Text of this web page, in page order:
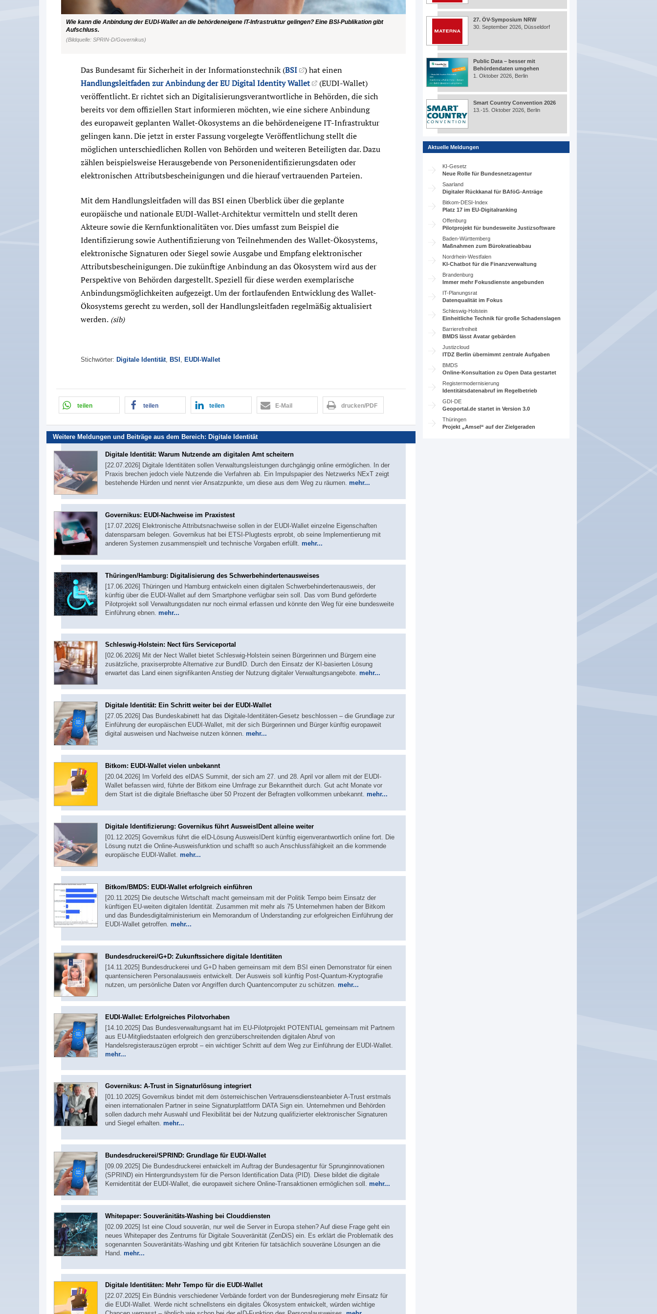
Wie kann die Anbindung der EUDI-Wallet an die behördeneigene IT-Infrastruktur gelingen? Eine BSI-Publikation gibt
Aufschluss.
(Bildquelle: SPRIN-D/Governikus)
Das Bundesamt für Sicherheit in der Informationstechnik (BSI
) hat einen
Handlungsleitfaden zur Anbindung der EU Digital Identity Wallet
(EUDI-Wallet)
veröffentlicht. Er richtet sich an Digitalisierungsverantwortliche in Behörden, die sich
bereits vor dem offiziellen Start informieren möchten, wie eine sichere Anbindung
des europaweit geplanten Wallet-Ökosystems an die behördeneigene IT-Infrastruktur
gelingen kann. Die jetzt in erster Fassung vorgelegte Veröffentlichung stellt die
möglichen unterschiedlichen Rollen von Behörden und weiteren Beteiligten dar. Dazu
zählen beispielsweise Herausgebende von Personenidentifizierungsdaten oder
elektronischen Attributsbescheinigungen und die hierauf vertrauenden Parteien.
Mit dem Handlungsleitfaden will das BSI einen Überblick über die geplante
europäische und nationale EUDI-Wallet-Architektur vermitteln und stellt deren
Akteure sowie die Kernfunktionalitäten vor. Dies umfasst zum Beispiel die
Identifizierung sowie Authentifizierung von Teilnehmenden des Wallet-Ökosystems,
elektronische Signaturen oder Siegel sowie Ausgabe und Empfang elektronischer
Attributsbescheinigungen. Die zukünftige Anbindung an das Ökosystem wird aus der
Perspektive von Behörden dargestellt. Speziell für diese werden exemplarische
Anbindungsmöglichkeiten aufgezeigt. Um der fortlaufenden Entwicklung des Wallet-
Ökosystems gerecht zu werden, soll der Handlungsleitfaden regelmäßig aktualisiert
werden. (sib)
Stichwörter: Digitale Identität, BSI , EUDI-Wallet
teilen teilen teilen E-Mail drucken/PDF
Weitere Meldungen und Beiträge aus dem Bereich: Digitale Identität
Digitale Identität: Warum Nutzende am digitalen Amt scheitern
[22.07.2026] Digitale Identitäten sollen Verwaltungsleistungen durchgängig online ermöglichen. In der
Praxis brechen jedoch viele Nutzende die Verfahren ab. Ein Impulspapier des Netzwerks NExT zeigt
bestehende Hürden und nennt vier Ansatzpunkte, um diese aus dem Weg zu räumen. mehr...
Governikus: EUDI-Nachweise im Praxistest
[17.07.2026] Elektronische Attributsnachweise sollen in der EUDI-Wallet einzelne Eigenschaften
datensparsam belegen. Governikus hat bei ETSI-Plugtests erprobt, ob seine Implementierung mit
anderen Systemen zusammenspielt und technische Vorgaben erfüllt. mehr...
Thüringen/Hamburg: Digitalisierung des Schwerbehindertenausweises
[17.06.2026] Thüringen und Hamburg entwickeln einen digitalen Schwerbehindertenausweis, der
künftig über die EUDI-Wallet auf dem Smartphone verfügbar sein soll. Das vom Bund geförderte
Pilotprojekt soll Verwaltungsdaten nur noch einmal erfassen und könnte den Weg für eine bundesweite
Einführung ebnen. mehr...
Schleswig-Holstein: Nect fürs Serviceportal
[02.06.2026] Mit der Nect Wallet bietet Schleswig-Holstein seinen Bürgerinnen und Bürgern eine
zusätzliche, praxiserprobte Alternative zur BundID. Durch den Einsatz der KI-basierten Lösung
erwartet das Land einen signifikanten Anstieg der Nutzung digitaler Verwaltungsangebote. mehr...
Digitale Identität: Ein Schritt weiter bei der EUDI-Wallet
[27.05.2026] Das Bundeskabinett hat das Digitale-Identitäten-Gesetz beschlossen – die Grundlage zur
Einführung der europäischen EUDI-Wallet, mit der sich Bürgerinnen und Bürger künftig europaweit
digital ausweisen und Nachweise nutzen können. mehr...
Bitkom: EUDI-Wallet vielen unbekannt
[20.04.2026] Im Vorfeld des eIDAS Summit, der sich am 27. und 28. April vor allem mit der EUDI-
Wallet befassen wird, führte der Bitkom eine Umfrage zur Bekanntheit durch. Gut acht Monate vor
dem Start ist die digitale Brieftasche über 50 Prozent der Befragten vollkommen unbekannt. mehr...
Digitale Identifizierung: Governikus führt AusweisIDent alleine weiter
[01.12.2025] Governikus führt die eID-Lösung AusweisIDent künftig eigenverantwortlich online fort. Die
Lösung nutzt die Online-Ausweisfunktion und schafft so auch Anschlussfähigkeit an die kommende
europäische EUDI-Wallet. mehr...
Bitkom/BMDS: EUDI-Wallet erfolgreich einführen
[20.11.2025] Die deutsche Wirtschaft macht gemeinsam mit der Politik Tempo beim Einsatz der
künftigen EU-weiten digitalen Identität. Zusammen mit mehr als 75 Unternehmen haben der Bitkom
und das Bundesdigitalministerium ein Memorandum of Understanding zur erfolgreichen Einführung der
EUDI-Wallet getroffen. mehr...
Bundesdruckerei/G+D: Zukunftssichere digitale Identitäten
[14.11.2025] Bundesdruckerei und G+D haben gemeinsam mit dem BSI einen Demonstrator für einen
quantensicheren Personalausweis entwickelt. Der Ausweis soll künftig Post-Quantum-Kryptografie
nutzen, um persönliche Daten vor Angriffen durch Quantencomputer zu schützen. mehr...
EUDI-Wallet: Erfolgreiches Pilotvorhaben
[14.10.2025] Das Bundesverwaltungsamt hat im EU-Pilotprojekt POTENTIAL gemeinsam mit Partnern
aus EU-Mitgliedstaaten erfolgreich den grenzüberschreitenden digitalen Abruf von
Handelsregisterauszügen erprobt – ein wichtiger Schritt auf dem Weg zur Einführung der EUDI-Wallet.
mehr...
Governikus: A-Trust in Signaturlösung integriert
[01.10.2025] Governikus bindet mit dem österreichischen Vertrauensdiensteanbieter A-Trust erstmals
einen internationalen Partner in seine Signaturplattform DATA Sign ein. Unternehmen und Behörden
sollen dadurch mehr Auswahl und Flexibilität bei der Nutzung qualifizierter elektronischer Signaturen
und Siegel erhalten. mehr...
Bundesdruckerei/SPRIND: Grundlage für EUDI-Wallet
[09.09.2025] Die Bundesdruckerei entwickelt im Auftrag der Bundesagentur für Sprunginnovationen
(SPRIND) ein Hintergrundsystem für die Person Identification Data (PID). Diese bildet die digitale
Kernidentität der EUDI-Wallet, die europaweit sichere Online-Transaktionen ermöglichen soll. mehr...
Whitepaper: Souveränitäts-Washing bei Clouddiensten
[02.09.2025] Ist eine Cloud souverän, nur weil die Server in Europa stehen? Auf diese Frage geht ein
neues Whitepaper des Zentrums für Digitale Souveränität (ZenDiS) ein. Es erklärt die Problematik des
sogenannten Souveränitäts-Washing und gibt Kriterien für tatsächlich souveräne Lösungen an die
Hand. mehr...
Digitale Identitäten: Mehr Tempo für die EUDI-Wallet
[22.07.2025] Ein Bündnis verschiedener Verbände fordert von der Bundesregierung mehr Einsatz für
die EUDI-Wallet. Werde nicht schnellstens ein digitales Ökosystem entwickelt, würden wichtige
27. ÖV-Symposium NRW
30. September 2026, Düsseldorf
Public Data – besser mit
Behördendaten umgehen
1. Oktober 2026, Berlin
Smart Country Convention 2026
13.-15. Oktober 2026, Berlin
Aktuelle Meldungen
KI-Gesetz
Neue Rolle für Bundesnetzagentur
Saarland
Digitaler Rückkanal für BAföG-Anträge
Bitkom-DESI-Index
Platz 17 im EU-Digitalranking
Offenburg
Pilotprojekt für bundesweite Justizsoftware
Baden-Württemberg
Maßnahmen zum Bürokratieabbau
Nordrhein-Westfalen
KI-Chatbot für die Finanzverwaltung
Brandenburg
Immer mehr Fokusdienste angebunden
IT-Planungsrat
Datenqualität im Fokus
Schleswig-Holstein
Einheitliche Technik für große Schadenslagen
Barrierefreiheit
BMDS lässt Avatar gebärden
Justizcloud
ITDZ Berlin übernimmt zentrale Aufgaben
BMDS
Online-Konsultation zu Open Data gestartet
Registermodernisierung
Identitätsdatenabruf im Regelbetrieb
GDI-DE
Geoportal.de startet in Version 3.0
Thüringen
Projekt „Amsel“ auf der Zielgeraden